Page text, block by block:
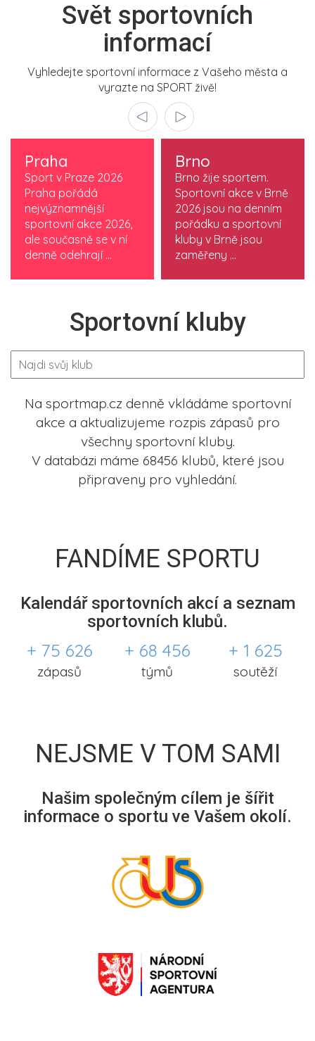
Svět sportovních
informací
Vyhledejte sportovní informace z Vašeho města a
vyrazte na SPORT živě!
Praha
Sport v Praze 2026
Praha pořádá
nejvýznamnější
sportovní akce 2026,
ale současně se v ní
denně odehrají ...
Brno
Brno žije sportem.
Sportovní akce v Brně
2026 jsou na denním
pořádku a sportovní
kluby v Brně jsou
zaměřeny ...
Sportovní kluby
Na sportmap.cz denně vkládáme sportovní
akce a aktualizujeme rozpis zápasů pro
všechny sportovní kluby.
V databázi máme 68456 klubů, které jsou
připraveny pro vyhledání.
FANDÍME SPORTU
Kalendář sportovních akcí a seznam
sportovních klubů.
+ 75 626
zápasů
+ 68 456
týmů
+ 1 625
soutěží
NEJSME V TOM SAMI
Našim společným cílem je šířit
informace o sportu ve Vašem okolí.